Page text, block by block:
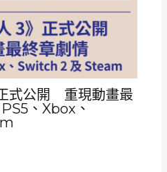
式公開 重現動畫最
、Xbox、